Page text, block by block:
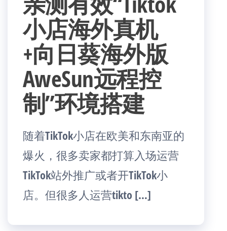
小店海外真机
+向日葵海外版
AweSun远程控
制”环境搭建
随着TikTok小店在欧美和东南亚的
爆火，很多卖家都打算入场运营
TikTok站外推广或者开TikTok小
店。但很多人运营tikto […]